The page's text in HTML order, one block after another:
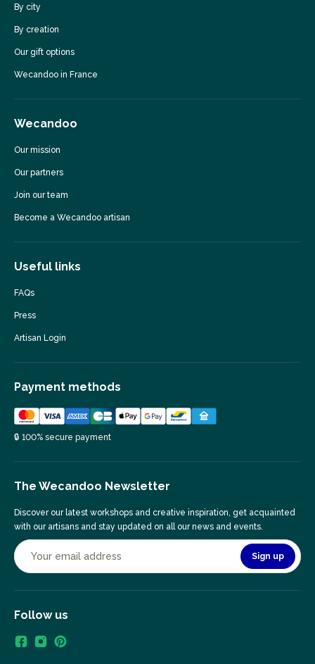
By city
By creation
Our gift options
Wecandoo in France
Wecandoo
Our mission
Our partners
Join our team
Become a Wecandoo artisan
Useful links
FAQs
Press
Artisan Login
Payment methods
🔒 100% secure payment
The Wecandoo Newsletter
Discover our latest workshops and creative inspiration, get acquainted
with our artisans and stay updated on all our news and events.
Sign up
Follow us